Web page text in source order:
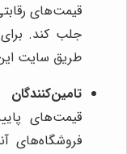
قیمت‌های
جلب کند.
طریق سایت
قیمت‌های
فروشگاه‌های